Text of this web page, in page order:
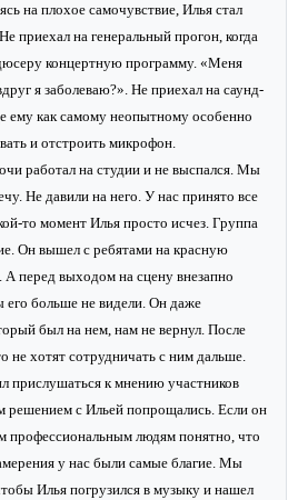
на плохое самочувствие, Илья стал
приехал на генеральный прогон, когда
концертную программу. «Меня
я заболеваю?». Не приехал на саунд-
ему как самому неопытному особенно
и отстроить микрофон.
работал на студии и не выспался. Мы
Не давили на него. У нас принято все
то момент Илья просто исчез. Группа
Он вышел с ребятами на красную
перед выходом на сцену внезапно
его больше не видели. Он даже
был на нем, нам не вернул. После
не хотят сотрудничать с ним дальше.
прислушаться к мнению участников
решением с Ильей попрощались. Если он
профессиональным людям понятно, что
у нас были самые благие. Мы
Илья погрузился в музыку и нашел